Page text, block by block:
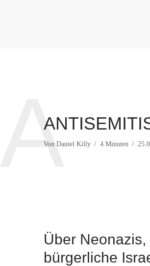
Von Daniel Killy 4 Minuten
A
Über
bürgerliche